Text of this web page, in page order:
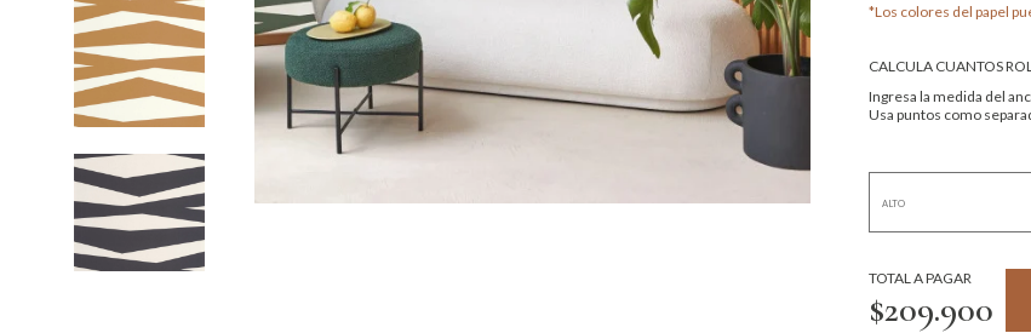
*Los colores del papel
CALCULA CUANTOS
Ingresa la medida del
Usa puntos como
TOTAL A PAGAR
$209.900